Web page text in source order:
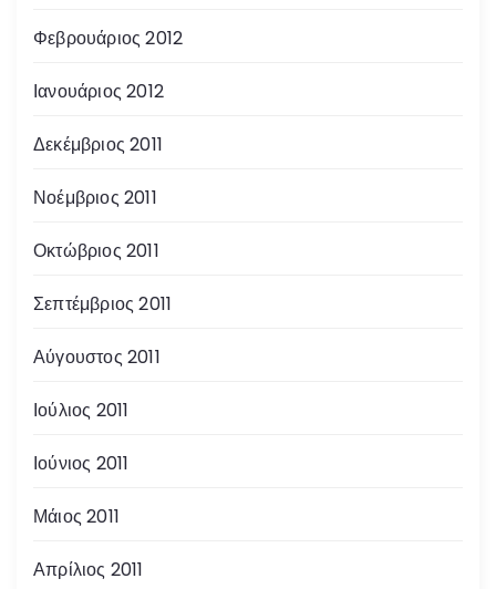
Φεβρουάριος 2012
Ιανουάριος 2012
Δεκέμβριος 2011
Νοέμβριος 2011
Οκτώβριος 2011
Σεπτέμβριος 2011
Αύγουστος 2011
Ιούλιος 2011
Ιούνιος 2011
Μάιος 2011
Απρίλιος 2011